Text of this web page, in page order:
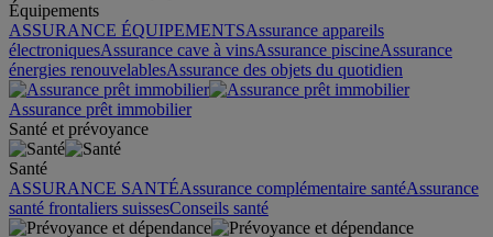
Équipements
ASSURANCE ÉQUIPEMENTSAssurance appareils
électroniquesAssurance cave à vinsAssurance piscineAssurance
énergies renouvelablesAssurance des objets du quotidien
Assurance prêt immobilier
Santé et prévoyance
Santé
ASSURANCE SANTÉAssurance complémentaire santéAssurance
santé frontaliers suissesConseils santé